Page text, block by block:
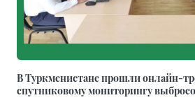
В Туркменистане прошли онлайн-
спутниковому мониторингу